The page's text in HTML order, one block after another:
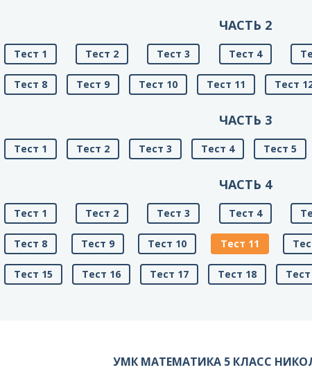
ЧАСТЬ 2
Тест 1 Тест 2 Тест 3 Тест 4
Тест 8 Тест 9 Тест 10 Тест 11 Тест
ЧАСТЬ 3
Тест 1 Тест 2 Тест 3 Тест 4 Тест 5
ЧАСТЬ 4
Тест 1 Тест 2 Тест 3 Тест 4
Тест 8 Тест 9 Тест 10 Тест 11
Тест 15 Тест 16 Тест 17 Тест 18
УМК МАТЕМАТИКА 5 КЛАСС